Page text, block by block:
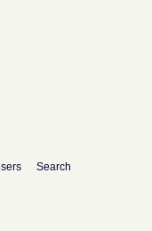
Search